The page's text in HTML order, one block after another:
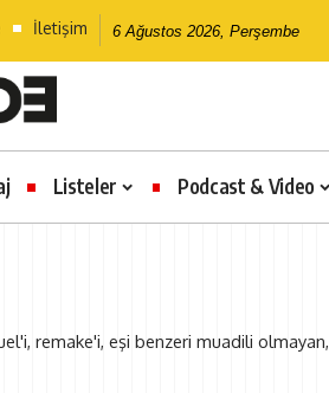
İletişim 6 Ağustos 2026, Perşembe
Listeler Podcast & Video
remake'i, eşi benzeri muadili olmayan,